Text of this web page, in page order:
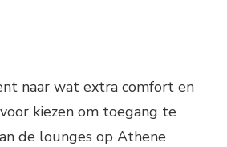
naar wat extra comfort en
kiezen om toegang te
de lounges op Athene